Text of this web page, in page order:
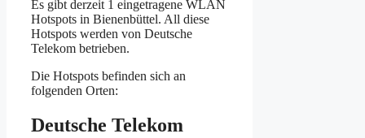
Es gibt derzeit 1 eingetragene WLAN
Hotspots in Bienenbüttel. All diese
Hotspots werden von Deutsche
Telekom betrieben.
Die Hotspots befinden sich an
folgenden Orten:
Deutsche Telekom